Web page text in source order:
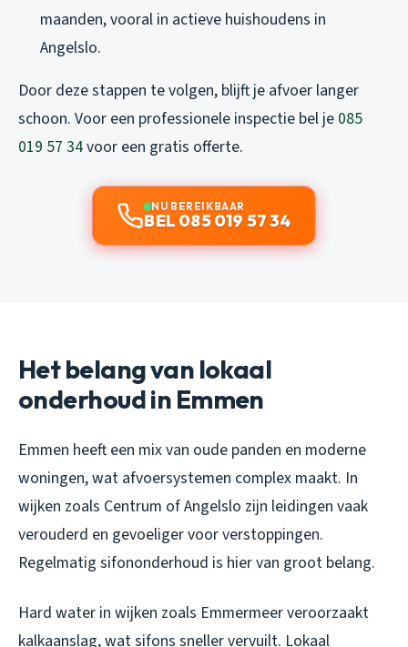
maanden, vooral in actieve huishoudens in
Angelslo.
Door deze stappen te volgen, blijft je afvoer langer
schoon. Voor een professionele inspectie bel je 085
019 57 34voor een gratis offerte.
NU BEREIKBAAR
BEL 085 019 57 34
Het belang van lokaal
onderhoud in Emmen
Emmen heeft een mix van oude panden en moderne
woningen, wat afvoersystemen complex maakt. In
wijken zoals Centrum of Angelslo zijn leidingen vaak
verouderd en gevoeliger voor verstoppingen.
Regelmatig sifononderhoud is hier van groot belang.
Hard water in wijken zoals Emmermeer veroorzaakt
kalkaanslag, wat sifons sneller vervuilt. Lokaal